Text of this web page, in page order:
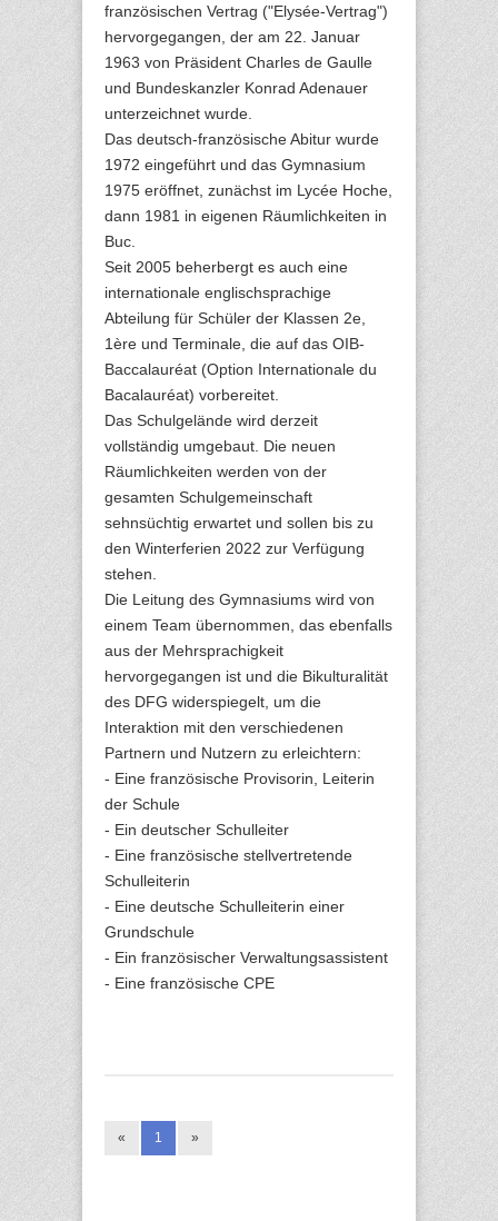
französischen Vertrag ("Elysée-Vertrag")
hervorgegangen, der am 22. Januar
1963 von Präsident Charles de Gaulle
und Bundeskanzler Konrad Adenauer
unterzeichnet wurde.
Das deutsch-französische Abitur wurde
1972 eingeführt und das Gymnasium
1975 eröffnet, zunächst im Lycée Hoche,
dann 1981 in eigenen Räumlichkeiten in
Buc.
Seit 2005 beherbergt es auch eine
internationale englischsprachige
Abteilung für Schüler der Klassen 2e,
1ère und Terminale, die auf das OIB-
Baccalauréat (Option Internationale du
Bacalauréat) vorbereitet.
Das Schulgelände wird derzeit
vollständig umgebaut. Die neuen
Räumlichkeiten werden von der
gesamten Schulgemeinschaft
sehnsüchtig erwartet und sollen bis zu
den Winterferien 2022 zur Verfügung
stehen.
Die Leitung des Gymnasiums wird von
einem Team übernommen, das ebenfalls
aus der Mehrsprachigkeit
hervorgegangen ist und die Bikulturalität
des DFG widerspiegelt, um die
Interaktion mit den verschiedenen
Partnern und Nutzern zu erleichtern:
- Eine französische Provisorin, Leiterin
der Schule
- Ein deutscher Schulleiter
- Eine französische stellvertretende
Schulleiterin
- Eine deutsche Schulleiterin einer
Grundschule
- Ein französischer Verwaltungsassistent
- Eine französische CPE
« 1 »